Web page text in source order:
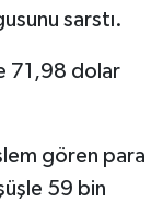
sarstı.
71,98 dolar
gören para
59 bin